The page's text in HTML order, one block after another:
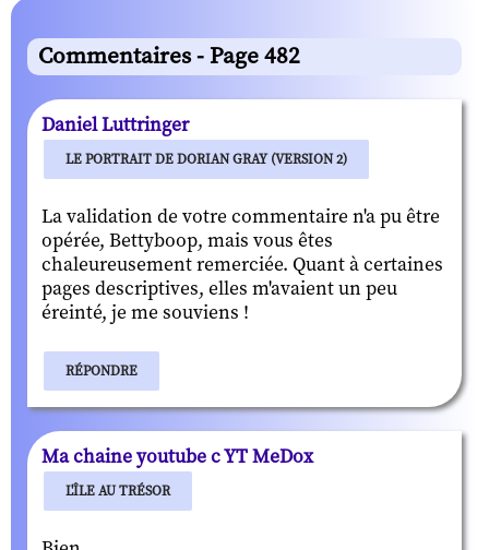
Commentaires - Page 482
Daniel Luttringer
LE PORTRAIT DE DORIAN GRAY (VERSION 2)
La validation de votre commentaire n'a pu être
opérée, Bettyboop, mais vous êtes
chaleureusement remerciée. Quant à certaines
pages descriptives, elles m'avaient un peu
éreinté, je me souviens !
RÉPONDRE
Ma chaine youtube c YT MeDox
L'ÎLE AU TRÉSOR